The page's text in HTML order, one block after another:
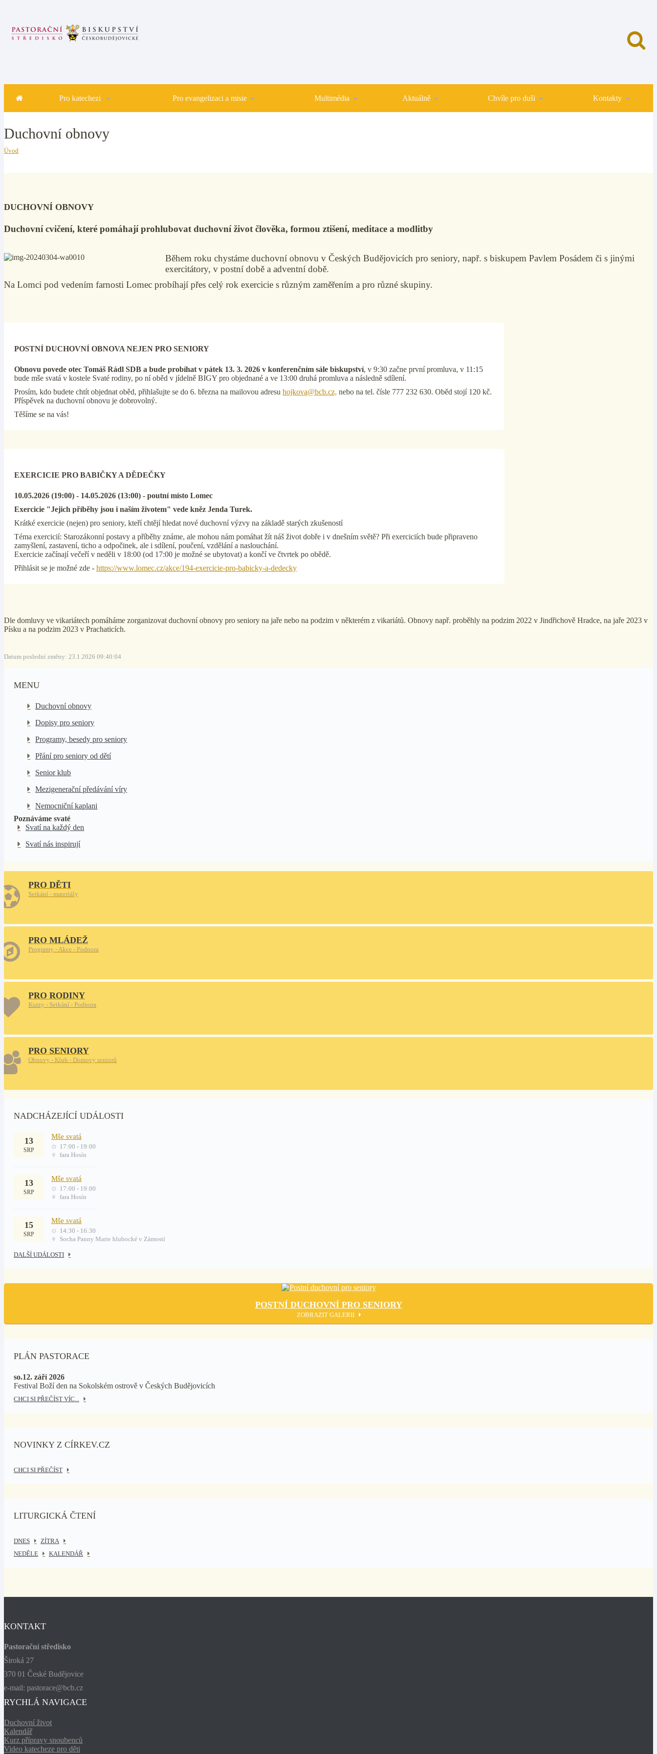
Pro katechezi Pro evangelizaci a misie Multimédia Aktuálně Chvíle pro duši Kontakty
Duchovní obnovy
Úvod
DUCHOVNÍ OBNOVY
Duchovní cvičení, které pomáhají prohlubovat duchovní život člověka, formou ztišení, meditace a modlitby
Během roku chystáme duchovní obnovu v Českých Budějovicích pro seniory, např. s biskupem Pavlem Posádem či s jinými
exercitátory, v postní době a adventní době.
Na Lomci pod vedením farnosti Lomec probíhají přes celý rok exercicie s různým zaměřením a pro různé skupiny.
POSTNÍ DUCHOVNÍ OBNOVA NEJEN PRO SENIORY
Obnovu povede otec Tomáš Rádl SDB a bude probíhat v pátek 13. 3. 2026 v konferenčním sále biskupství, v 9:30 začne první promluva, v 11:15
bude mše svatá v kostele Svaté rodiny, po ní oběd v jídelně BIGY pro objednané a ve 13:00 druhá promluva a následně sdílení.
Prosím, kdo budete chtít objednat oběd, přihlašujte se do 6. března na mailovou adresu hojkova@bcb.cz, nebo na tel. čísle 777 232 630. Oběd stojí 120 kč.
Příspěvek na duchovní obnovu je dobrovolný.
Těšíme se na vás!
EXERCICIE PRO BABIČKY A DĚDEČKY
10.05.2026 (19:00) - 14.05.2026 (13:00) - poutní místo Lomec
Exercicie "Jejich příběhy jsou i naším životem" vede kněz Jenda Turek.
Krátké exercicie (nejen) pro seniory, kteří chtějí hledat nové duchovní výzvy na základě starých zkušeností
Téma exercicií: Starozákonní postavy a příběhy známe, ale mohou nám pomáhat žít náš život dobře i v dnešním světě? Při exerciciích bude připraveno
zamyšlení, zastavení, ticho a odpočinek, ale i sdílení, poučení, vzdělání a naslouchání.
Exercicie začínají večeří v neděli v 18:00 (od 17:00 je možné se ubytovat) a končí ve čtvrtek po obědě.
Přihlásit se je možné zde - https://www.lomec.cz/akce/194-exercicie-pro-babicky-a-dedecky
Dle domluvy ve vikariátech pomáháme zorganizovat duchovní obnovy pro seniory na jaře nebo na podzim v některém z vikariátů. Obnovy např. proběhly na podzim 2022 v Jindřichově Hradce, na jaře 2023 v
Písku a na podzim 2023 v Prachaticích.
Datum poslední změny: 23.1.2026 09:40:04
MENU
Duchovní obnovy
Dopisy pro seniory
Programy, besedy pro seniory
Přání pro seniory od dětí
Senior klub
Mezigenerační předávání víry
Nemocniční kaplani
Poznáváme svaté
Svatí na každý den
Svatí nás inspirují
PRO DĚTI
Setkání - materiály
PRO MLÁDEŽ
Programy - Akce - Podpora
PRO RODINY
Kurzy - Setkání - Podpora
PRO SENIORY
Obnovy - Klub - Domovy seniorů
NADCHÁZEJÍCÍ UDÁLOSTI
13
SRP
Mše svatá
17:00 - 19:00
fara Hosín
13
SRP
Mše svatá
17:00 - 19:00
fara Hosín
15
SRP
Mše svatá
14:30 - 16:30
Socha Panny Marie hlubocké v Zámostí
DALŠÍ UDÁLOSTI
POSTNÍ DUCHOVNÍ PRO SENIORY
ZOBRAZIT GALERII
PLÁN PASTORACE
so.12. září 2026
Festival Boží den na Sokolském ostrově v Českých Budějovicích
CHCI SI PŘEČÍST VÍC...
NOVINKY Z CÍRKEV.CZ
CHCI SI PŘEČÍST
LITURGICKÁ ČTENÍ
DNES
ZÍTRA
NEDĚLE
KALENDÁŘ
KONTAKT
Pastorační středisko
Široká 27
370 01 České Budějovice
e-mail: pastorace@bcb.cz
RYCHLÁ NAVIGACE
Duchovní život
Kalendář
Kurz přípravy snoubenců
Video katecheze pro děti